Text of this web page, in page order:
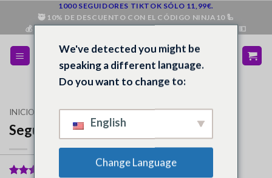
contenido
1000 SEGUIDORES TIKTOK SÓLO 11,99€.
🥷 10% DE DESCUENTO CON EL CÓDIGO NINJA10 🦾
💰 DEVOLUCIÓN DEL DINERO SI NO ESTÁS SATISFECHO 💵
INICIO TIENDA / INSTAGRAM
Seguidores de Instagram (turco)
We've detected you might be
speaking a different language.
Do you want to change to:
English
Change Language